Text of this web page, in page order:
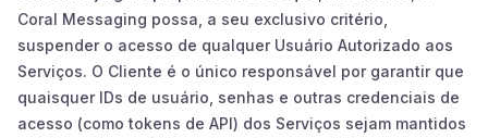
Coral Messaging possa, a seu exclusivo critério,
suspender o acesso de qualquer Usuário Autorizado aos
Serviços. O Cliente é o único responsável por garantir que
quaisquer IDs de usuário, senhas e outras credenciais de
acesso (como tokens de API) dos Serviços sejam mantidos